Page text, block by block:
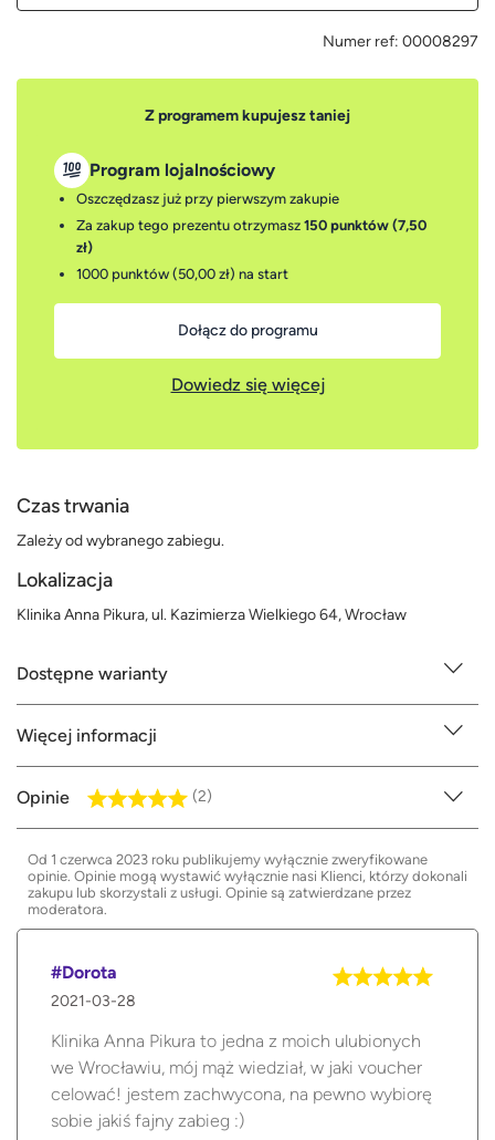
Numer ref: 00008297
Z programem kupujesz taniej
Program lojalnościowy
Oszczędzasz już przy pierwszym zakupie
Za zakup tego prezentu otrzymasz 150 punktów (7,50
zł)
1000 punktów (50,00 zł) na start
Dołącz do programu
Dowiedz się więcej
Czas trwania
Zależy od wybranego zabiegu.
Lokalizacja
Klinika Anna Pikura, ul. Kazimierza Wielkiego 64, Wrocław
Dostępne warianty
Więcej informacji
Opinie (2)
Od 1 czerwca 2023 roku publikujemy wyłącznie zweryfikowane
opinie. Opinie mogą wystawić wyłącznie nasi Klienci, którzy dokonali
zakupu lub skorzystali z usługi. Opinie są zatwierdzane przez
moderatora.
#Dorota
2021-03-28
Klinika Anna Pikura to jedna z moich ulubionych
we Wrocławiu, mój mąż wiedział, w jaki voucher
celować! jestem zachwycona, na pewno wybiorę
sobie jakiś fajny zabieg :)